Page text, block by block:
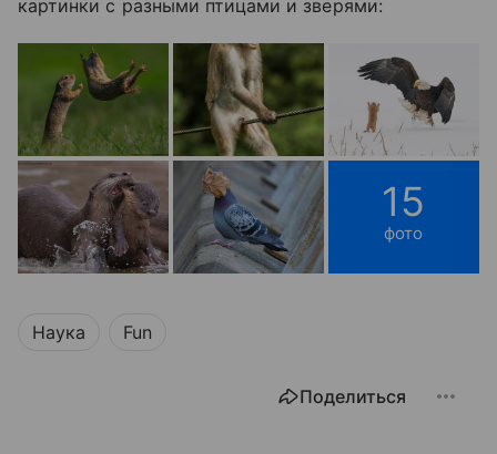
картинки с разными птицами и зверями:
15
фото
Наука Fun
Поделиться